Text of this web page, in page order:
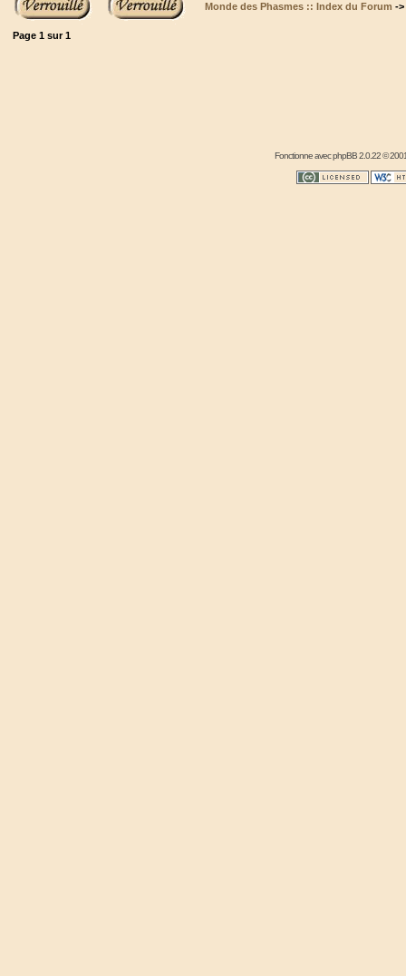
Monde des Phasmes :: Index du Forum ->
Page 1 sur1
Fonctionne avecphpBB2.0.22 ©